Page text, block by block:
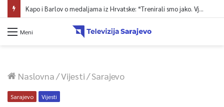
Kapo i Barlov o medaljama iz Hrvatske: “Trenirali smo jako. Vjerovali smo”
Meni
Naslovna/Vijesti/Sarajevo
Sarajevo Vijesti